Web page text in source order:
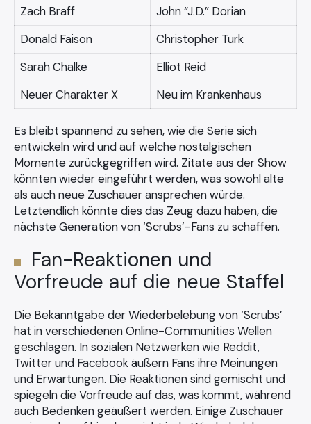
Zach Braff
John “J.D.” Dorian
Donald Faison
Christopher Turk
Sarah Chalke
Elliot Reid
Neuer Charakter X
Neu im Krankenhaus
Es bleibt spannend zu sehen, wie die Serie sich
entwickeln wird und auf welche nostalgischen
Momente zurückgegriffen wird. Zitate aus der Show
könnten wieder eingeführt werden, was sowohl alte
als auch neue Zuschauer ansprechen würde.
Letztendlich könnte dies das Zeug dazu haben, die
nächste Generation von ‘Scrubs’-Fans zu schaffen.
Fan-Reaktionen und
Vorfreude auf die neue Staffel
Die Bekanntgabe der Wiederbelebung von ‘Scrubs’
hat in verschiedenen Online-Communities Wellen
geschlagen. In sozialen Netzwerken wie Reddit,
Twitter und Facebook äußern Fans ihre Meinungen
und Erwartungen. Die Reaktionen sind gemischt und
spiegeln die Vorfreude auf das, was kommt, während
auch Bedenken geäußert werden. Einige Zuschauer